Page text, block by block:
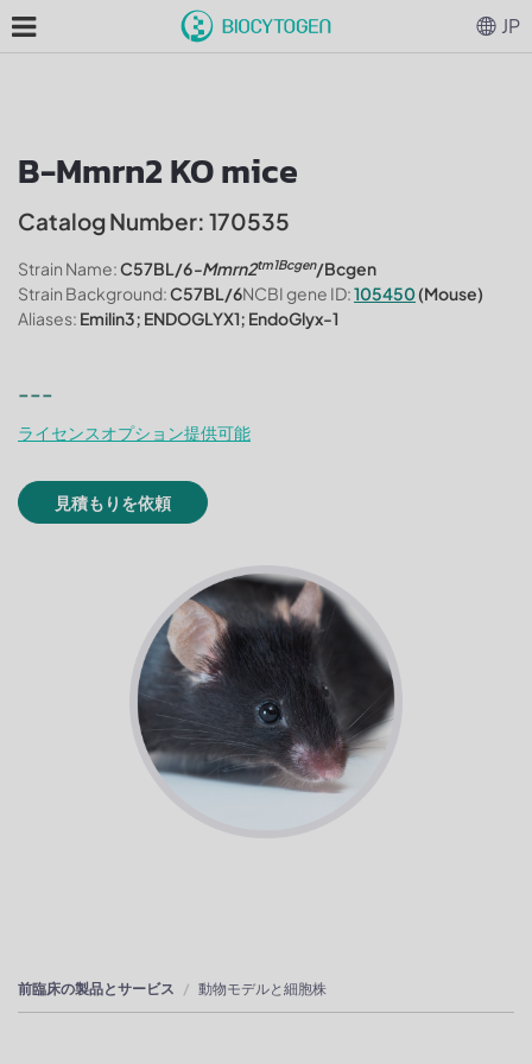
B-Mmrn2 KO mice
Catalog Number: 170535
Strain Name:C57BL/6-Mmrn2tm1Bcgen/Bcgen
Strain Background:C57BL/6NCBI gene ID:105450(Mouse)
Aliases: Emilin3; ENDOGLYX1; EndoGlyx-1
---
ライセンスオプション提供可能
見積もりを依頼
前臨床の製品とサービス 動物モデルと細胞株
JP